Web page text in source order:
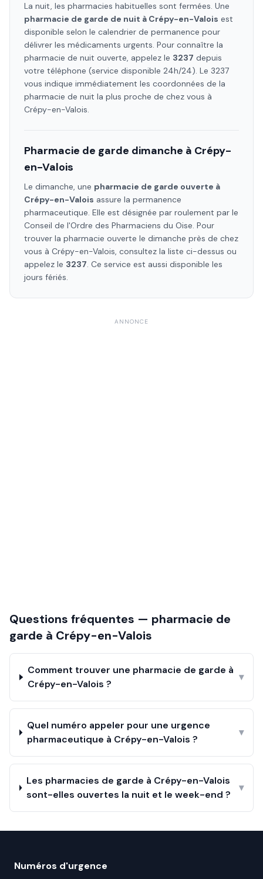
La nuit, les pharmacies habituelles sont fermées. Une
pharmacie de garde de nuit à Crépy-en-Valois est
disponible selon le calendrier de permanence pour
délivrer les médicaments urgents. Pour connaître la
pharmacie de nuit ouverte, appelez le 3237 depuis
votre téléphone (service disponible 24h/24). Le 3237
vous indique immédiatement les coordonnées de la
pharmacie de nuit la plus proche de chez vous à
Crépy-en-Valois.
Pharmacie de garde dimanche à Crépy-
en-Valois
Le dimanche, une pharmacie de garde ouverte à
Crépy-en-Valois assure la permanence
pharmaceutique. Elle est désignée par roulement par le
Conseil de l'Ordre des Pharmaciens du Oise. Pour
trouver la pharmacie ouverte le dimanche près de chez
vous à Crépy-en-Valois, consultez la liste ci-dessus ou
appelez le 3237. Ce service est aussi disponible les
jours fériés.
ANNONCE
Questions fréquentes — pharmacie de
garde à Crépy-en-Valois
Comment trouver une pharmacie de garde à
Crépy-en-Valois ?
▾
Quel numéro appeler pour une urgence
pharmaceutique à Crépy-en-Valois ?
▾
Les pharmacies de garde à Crépy-en-Valois
sont-elles ouvertes la nuit et le week-end ?
▾
Numéros d'urgence